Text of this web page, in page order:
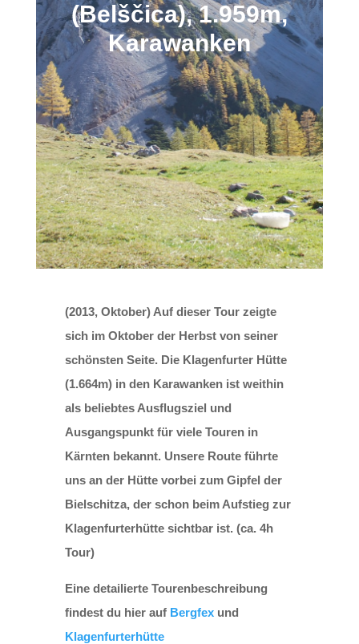
(Belščica), 1.959m,
Karawanken
(2013, Oktober) Auf dieser Tour zeigte
sich im Oktober der Herbst von seiner
schönsten Seite. Die Klagenfurter Hütte
(1.664m) in den Karawanken ist weithin
als beliebtes Ausflugsziel und
Ausgangspunkt für viele Touren in
Kärnten bekannt. Unsere Route führte
uns an der Hütte vorbei zum Gipfel der
Bielschitza, der schon beim Aufstieg zur
Klagenfurterhütte sichtbar ist. (ca. 4h
Tour)
Eine detailierte Tourenbeschreibung
findest du hier auf Bergfex und
Klagenfurterhütte